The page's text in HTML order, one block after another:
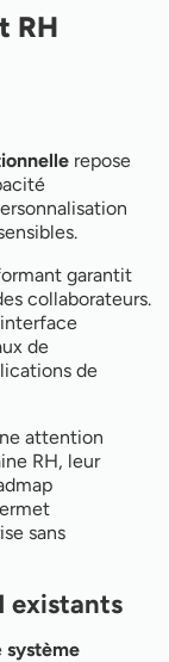
RH
repose
garantit
collaborateurs.
de
de
attention
RH, leur
sans
existants
système